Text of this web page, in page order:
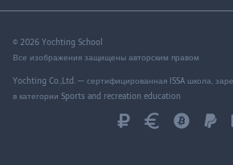
© 2026 Yochting School
Все изображения защищены авторским правом
Yochting Co.,Ltd. — сертифицированная ISSA школа,
в категории Sports and recreation education